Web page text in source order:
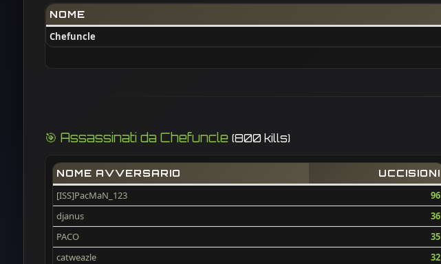
NOME
Chefuncle
🎯 Assassinati da Chefuncle (800 kills)
NOME AVVERSARIO UCCISIONI
[ISS]PacMaN_123
96
djanus
36
PACO
35
catweazle
32